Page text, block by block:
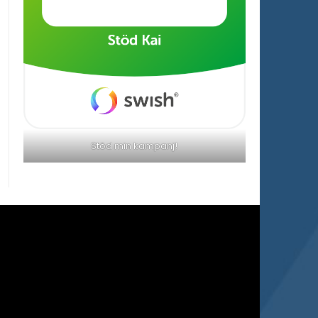
Stöd min kampanj!